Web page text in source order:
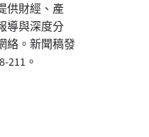
供財經、產
導與深度分
絡。新聞稿發
211。